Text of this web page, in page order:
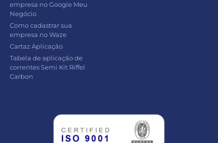
empresa no Google Meu
Negócio
Como cadastrar sua
empresa no Waze
Cartaz Aplicação
Tabela de aplicação de
correntes Semi Kit Riffel
Carbon